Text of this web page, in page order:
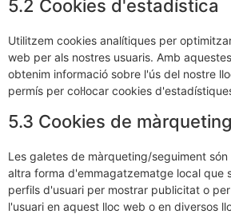
5.2 Cookies d'estadística
Utilitzem cookies analítiques per
web per als nostres usuaris. Amb
obtenim informació sobre l'ús del nostre
permís per col·locar cookies
5.3 Cookies de
Les galetes de màrqueting/seguiment
altra forma d'emmagatzematge local que
perfils d'usuari per mostrar publicitat o
l'usuari en aquest lloc web o en diversos